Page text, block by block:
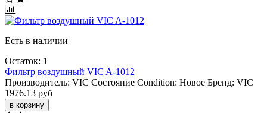
Есть в наличии
Остаток: 1
Фильтр воздушный VIC A-1012
Производитель: VIC Состояние Condition: Новое Бренд: VIC
1976.13 руб
в корзину